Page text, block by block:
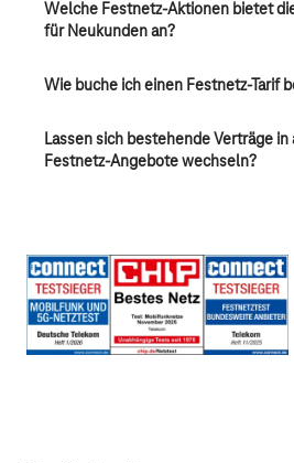
Welche Festnetz-Aktionen bietet
für Neukunden an?
Wie buche ich einen Festnetz-Tarif
Lassen sich bestehende Verträge
Festnetz-Angebote wechseln?